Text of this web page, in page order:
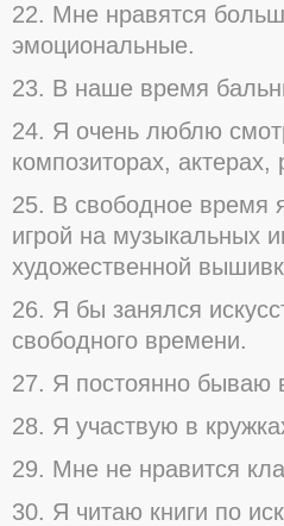
22. Мне нравятся
эмоциональные.
23. В наше время
24. Я очень люблю
композиторах,
25. В свободное время
игрой на музыкальных
художественной
26. Я бы занялся
свободного времени.
27. Я постоянно бываю
28. Я участвую в
29. Мне не нравится
30. Я читаю книги по